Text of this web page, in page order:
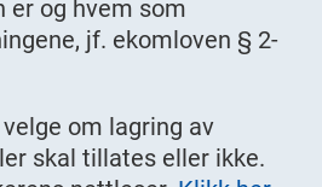
er og hvem som
jf. ekomloven § 2-
om lagring av
skal tillates eller ikke.